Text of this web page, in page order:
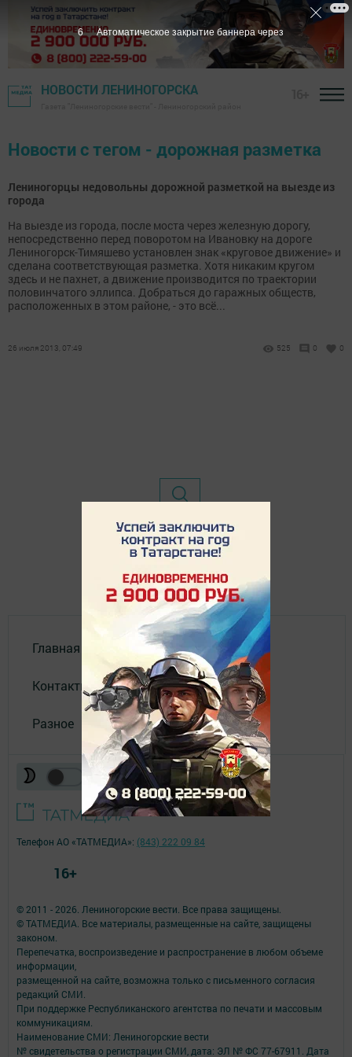
НОВОСТИ ЛЕНИНОГОРСКА
Новости с тегом - дорожная разметка
Лениногорцы недовольны дорожной разметкой на выезде из
города
На выезде из города, после моста через железную дорогу,
непосредственно перед поворотом на Ивановку на дороге
Лениногорск-Тимяшево установлен знак «круговое движение» и
сделана соответствующая разметка. Хотя никаким кругом
здесь и не пахнет, а движение производится по траектории
половинчатого эллипса. Добраться до гаражных обществ,
расположенных в этом районе, - это всё...
26 июля 2013, 07:49 525 0 0
Главная
Контакты
Разное
© 2011 - 2026. Лениногорские вести. Все права защищены.
© ТАТМЕДИА. Все материалы, размещенные на сайте, защищены
законом.
Перепечатка, воспроизведение и распространение в любом объеме
информации,
размещенной на сайте, возможна только с письменного согласия
редакций СМИ.
При поддержке Республиканского агентства по печати и массовым
коммуникациям.
Наименование СМИ: Лениногорские вести
№ свидетельства о регистрации СМИ, дата: ЭЛ № ФС 77-67911. Дата
Телефон АО «ТАТМЕДИА»: (843) 222 09 84
16+
6 Автоматическое закрытие баннера через